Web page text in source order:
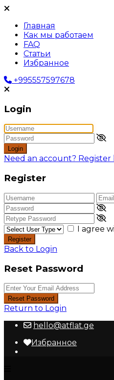
Главная
Как мы работаем
FAQ
Статьи
Избранное
+995557597678
Login
Login
Need an account? Register
Register
I agree
Register
Back to Login
Reset Password
Reset Password
Return to Login
hello@atflat.ge
Избранное